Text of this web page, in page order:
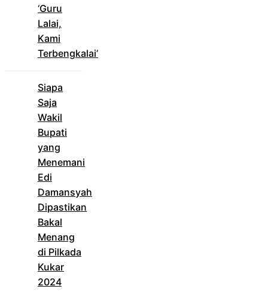
‘Guru
Lalai,
Kami
Terbengkalai’
Siapa
Saja
Wakil
Bupati
yang
Menemani
Edi
Damansyah
Dipastikan
Bakal
Menang
di Pilkada
Kukar
2024